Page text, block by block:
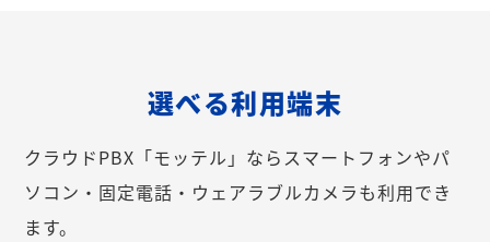
選べる利用端末
クラウドPBX「モッテル」ならスマートフォンやパ
ソコン・固定電話・ウェアラブルカメラも利用でき
ます。